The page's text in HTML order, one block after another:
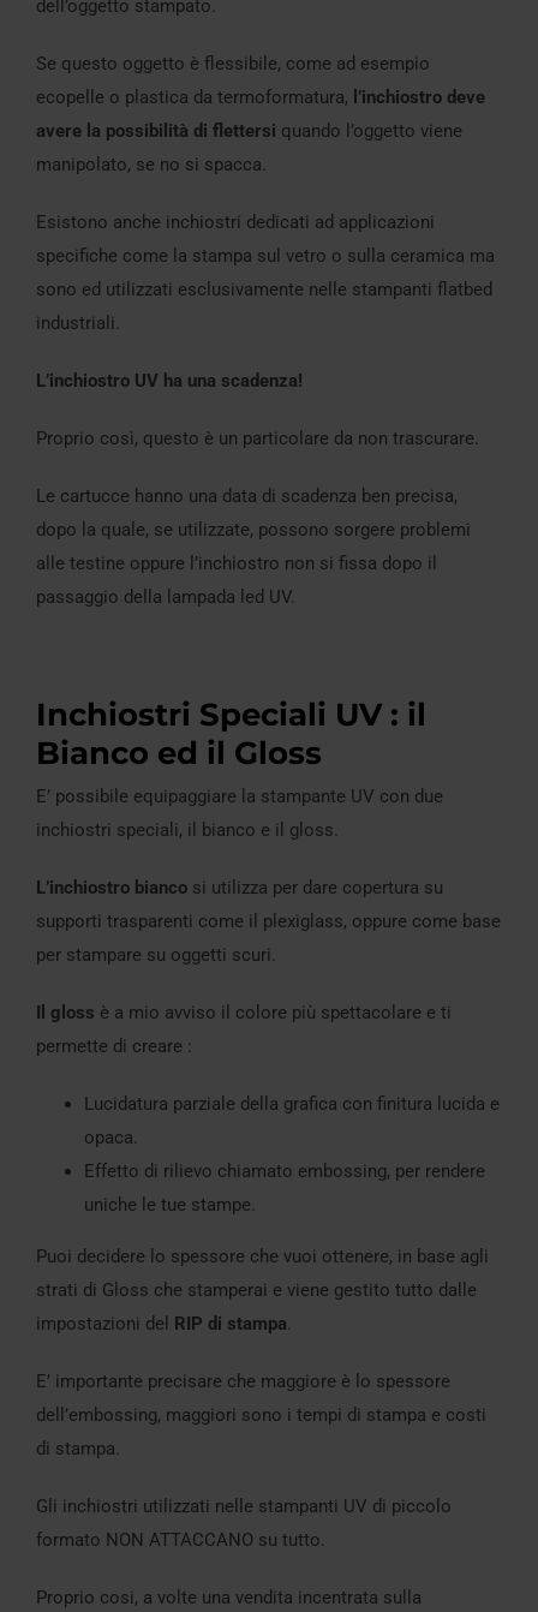
dell’oggetto stampato.
Se questo oggetto è flessibile, come ad esempio
ecopelle o plastica da termoformatura, l’inchiostro deve
avere la possibilità di flettersi quando l’oggetto viene
manipolato, se no si spacca.
Esistono anche inchiostri dedicati ad applicazioni
specifiche come la stampa sul vetro o sulla ceramica ma
sono ed utilizzati esclusivamente nelle stampanti flatbed
industriali.
L’inchiostro UV ha una scadenza!
Proprio così, questo è un particolare da non trascurare.
Le cartucce hanno una data di scadenza ben precisa,
dopo la quale, se utilizzate, possono sorgere problemi
alle testine oppure l’inchiostro non si fissa dopo il
passaggio della lampada led UV.
Inchiostri Speciali UV : il
Bianco ed il Gloss
E’ possibile equipaggiare la stampante UV con due
inchiostri speciali, il bianco e il gloss.
L’inchiostro bianco si utilizza per dare copertura su
supporti trasparenti come il plexiglass, oppure come base
per stampare su oggetti scuri.
Il gloss è a mio avviso il colore più spettacolare e ti
permette di creare :
Lucidatura parziale della grafica con finitura lucida e
opaca.
Effetto di rilievo chiamato embossing, per rendere
uniche le tue stampe.
Puoi decidere lo spessore che vuoi ottenere, in base agli
strati di Gloss che stamperai e viene gestito tutto dalle
impostazioni del RIP di stampa.
E’ importante precisare che maggiore è lo spessore
dell’embossing, maggiori sono i tempi di stampa e costi
di stampa.
Gli inchiostri utilizzati nelle stampanti UV di piccolo
formato NON ATTACCANO su tutto.
Proprio cosi, a volte una vendita incentrata sulla